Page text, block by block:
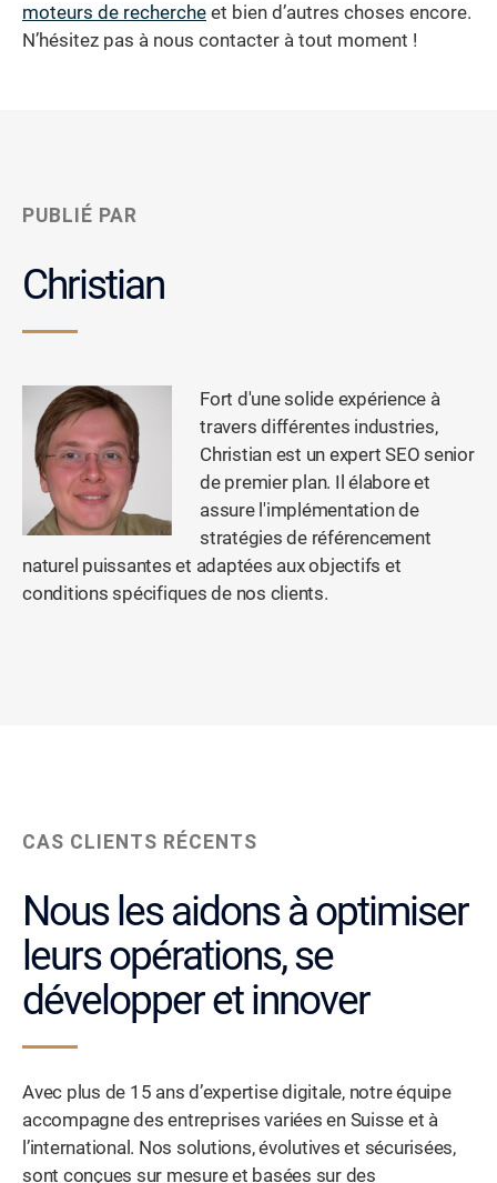
moteurs de recherche et bien d’autres choses encore.
N’hésitez pas à nous contacter à tout moment !
PUBLIÉ PAR
Christian
Fort d'une solide expérience à
travers différentes industries,
Christian est un expert SEO senior
de premier plan. Il élabore et
assure l'implémentation de
stratégies de référencement
naturel puissantes et adaptées aux objectifs et
conditions spécifiques de nos clients.
CAS CLIENTS RÉCENTS
Nous les aidons à optimiser
leurs opérations, se
développer et innover
Avec plus de 15 ans d’expertise digitale, notre équipe
accompagne des entreprises variées en Suisse et à
l’international. Nos solutions, évolutives et sécurisées,
sont conçues sur mesure et basées sur des